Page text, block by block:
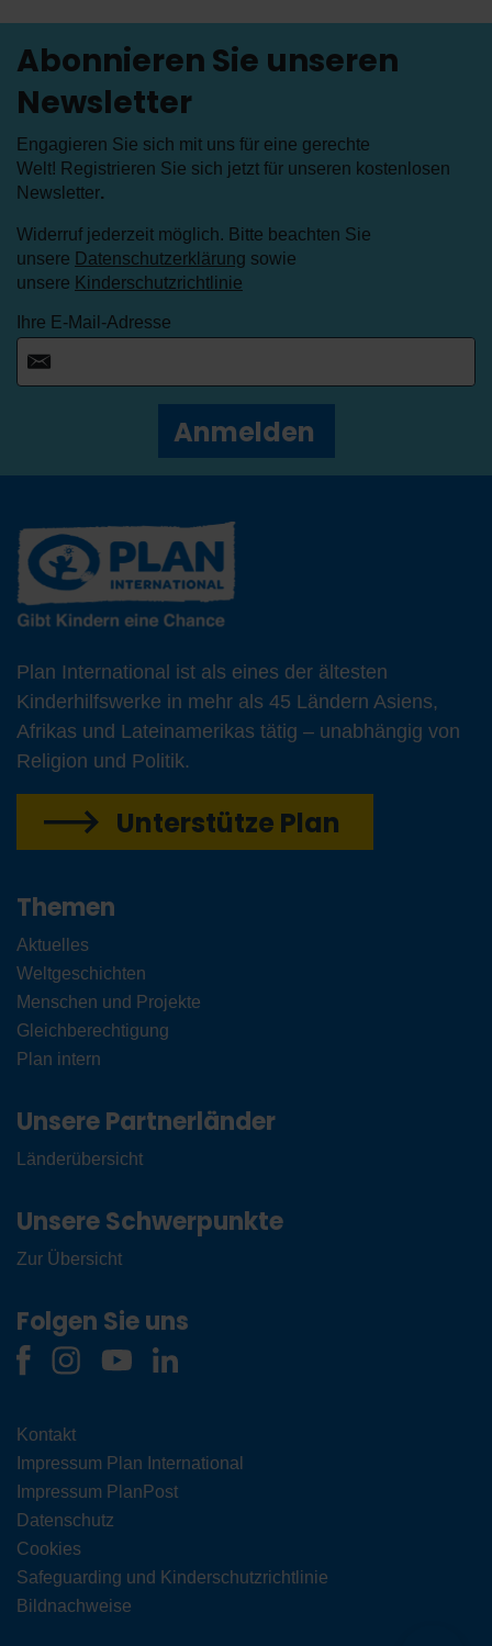
Abonnieren Sie unseren
Newsletter
Engagieren Sie sich mit uns für eine gerechte
Welt! Registrieren Sie sich jetzt für unseren kostenlosen
Newsletter.
Widerruf jederzeit möglich. Bitte beachten Sie
unsere Datenschutzerklärung sowie
unsere Kinderschutzrichtlinie
Ihre E-Mail-Adresse
Anmelden
Plan International ist als eines der ältesten
Kinderhilfswerke in mehr als 45 Ländern Asiens,
Afrikas und Lateinamerikas tätig – unabhängig von
Religion und Politik.
Unterstütze Plan
Themen
Aktuelles
Weltgeschichten
Menschen und Projekte
Gleichberechtigung
Plan intern
Unsere Partnerländer
Länderübersicht
Unsere Schwerpunkte
Zur Übersicht
Folgen Sie uns
Kontakt
Impressum Plan International
Impressum PlanPost
Datenschutz
Cookies
Safeguarding und Kinderschutzrichtlinie
Bildnachweise